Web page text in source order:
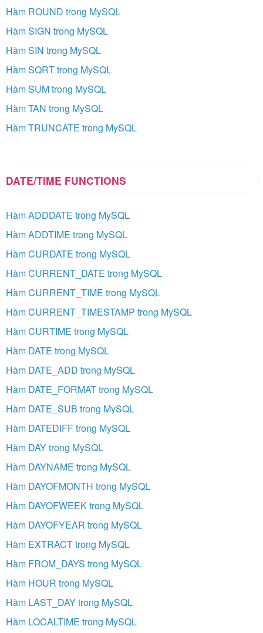
Hàm ROUND trong MySQL
Hàm SIGN trong MySQL
Hàm SIN trong MySQL
Hàm SQRT trong MySQL
Hàm SUM trong MySQL
Hàm TAN trong MySQL
Hàm TRUNCATE trong MySQL
DATE/TIME FUNCTIONS
Hàm ADDDATE trong MySQL
Hàm ADDTIME trong MySQL
Hàm CURDATE trong MySQL
Hàm CURRENT_DATE trong MySQL
Hàm CURRENT_TIME trong MySQL
Hàm CURRENT_TIMESTAMP trong MySQL
Hàm CURTIME trong MySQL
Hàm DATE trong MySQL
Hàm DATE_ADD trong MySQL
Hàm DATE_FORMAT trong MySQL
Hàm DATE_SUB trong MySQL
Hàm DATEDIFF trong MySQL
Hàm DAY trong MySQL
Hàm DAYNAME trong MySQL
Hàm DAYOFMONTH trong MySQL
Hàm DAYOFWEEK trong MySQL
Hàm DAYOFYEAR trong MySQL
Hàm EXTRACT trong MySQL
Hàm FROM_DAYS trong MySQL
Hàm HOUR trong MySQL
Hàm LAST_DAY trong MySQL
Hàm LOCALTIME trong MySQL